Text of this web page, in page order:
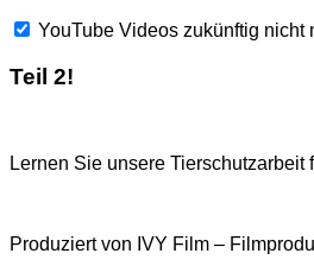
YouTube Videos zukünftig nicht
Teil 2!
Lernen Sie unsere
Produziert von IVY Film –